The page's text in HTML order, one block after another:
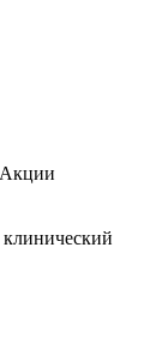
Акции